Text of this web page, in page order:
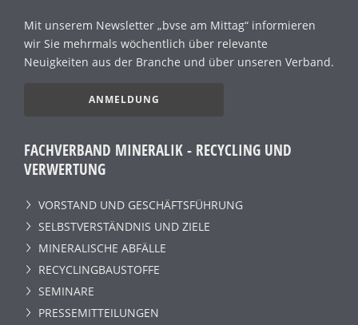
Mit unserem Newsletter „bvse am Mittag“ informieren
wir Sie mehrmals wöchentlich über relevante
Neuigkeiten aus der Branche und über unseren Verband.
ANMELDUNG
FACHVERBAND MINERALIK - RECYCLING UND
VERWERTUNG
VORSTAND UND GESCHÄFTSFÜHRUNG
SELBSTVERSTÄNDNIS UND ZIELE
MINERALISCHE ABFÄLLE
RECYCLINGBAUSTOFFE
SEMINARE
PRESSEMITTEILUNGEN